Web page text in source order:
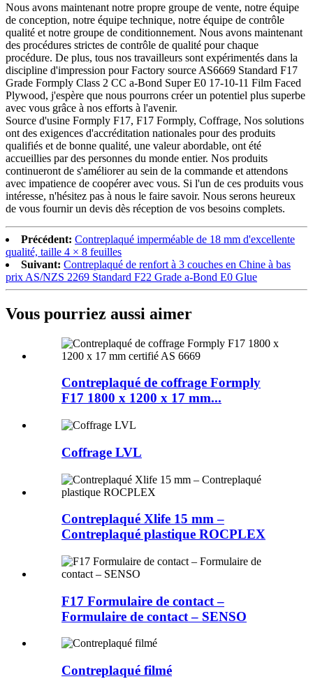
Nous avons maintenant notre propre groupe de vente, notre équipe
de conception, notre équipe technique, notre équipe de contrôle
qualité et notre groupe de conditionnement. Nous avons maintenant
des procédures strictes de contrôle de qualité pour chaque
procédure. De plus, tous nos travailleurs sont expérimentés dans la
discipline d'impression pour Factory source AS6669 Standard F17
Grade Formply Class 2 CC a-Bond Super E0 17-10-11 Film Faced
Plywood, j'espère que nous pourrons créer un potentiel plus superbe
avec vous grâce à nos efforts à l'avenir.
Source d'usine Formply F17, F17 Formply, Coffrage, Nos solutions
ont des exigences d'accréditation nationales pour des produits
qualifiés et de bonne qualité, une valeur abordable, ont été
accueillies par des personnes du monde entier. Nos produits
continueront de s'améliorer au sein de la commande et attendons
avec impatience de coopérer avec vous. Si l'un de ces produits vous
intéresse, n'hésitez pas à nous le faire savoir. Nous serons heureux
de vous fournir un devis dès réception de vos besoins complets.
Précédent: Contreplaqué imperméable de 18 mm d'excellente
qualité, taille 4 × 8 feuilles
Suivant: Contreplaqué de renfort à 3 couches en Chine à bas
prix AS/NZS 2269 Standard F22 Grade a-Bond E0 Glue
Vous pourriez aussi aimer
Contreplaqué de coffrage Formply
F17 1800 x 1200 x 17 mm...
Coffrage LVL
Contreplaqué Xlife 15 mm –
Contreplaqué plastique ROCPLEX
F17 Formulaire de contact –
Formulaire de contact – SENSO
Contreplaqué filmé